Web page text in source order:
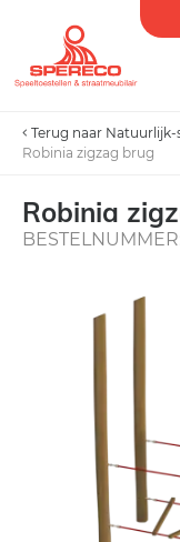
Terug naar Natuurlijk-
Robinia zigzag brug
Robinia